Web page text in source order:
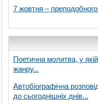
7 жовтня –
Поетична молитва, у
жанру...
Автобіографічна
до сьогоднішніх днів...